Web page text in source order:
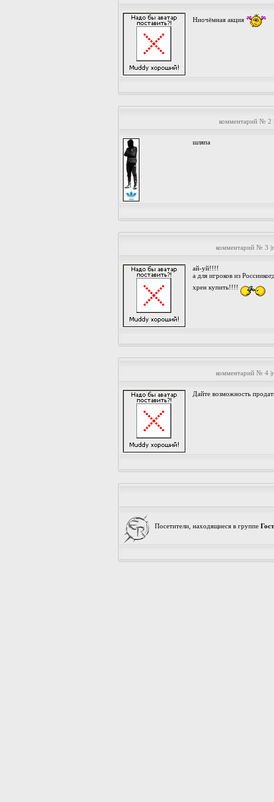
Ниочёмная акция
комментарий № 2
шляпа
комментарий № 3
ай-уй!!!!
а для игроков из
хрен купить!!!!
комментарий № 4
Дайте возможность
Посетители, находящиеся в группе